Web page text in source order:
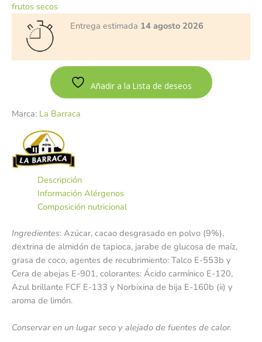
frutos secos
Entrega estimada 14 agosto 2026
Añadir a la Lista de deseos
Marca: La Barraca
Descripción
Información Alérgenos
Composición nutricional
Ingredientes: Azúcar, cacao desgrasado en polvo (9%),
dextrina de almidón de tapioca, jarabe de glucosa de maíz,
grasa de coco, agentes de recubrimiento: Talco E-553b y
Cera de abejas E-901, colorantes: Ácido carmínico E-120,
Azul brillante FCF E-133 y Norbixina de bija E-160b (ii) y
aroma de limón.
Conservar en un lugar seco y alejado de fuentes de calor.